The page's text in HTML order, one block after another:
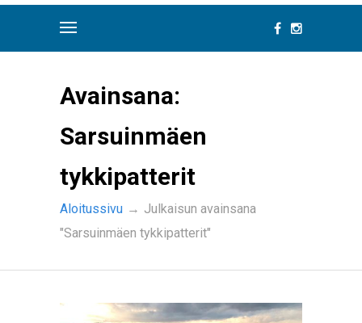
Avainsana:
Sarsuinmäen
tykkipatterit
Aloitussivu → Julkaisun avainsana
"Sarsuinmäen tykkipatterit"